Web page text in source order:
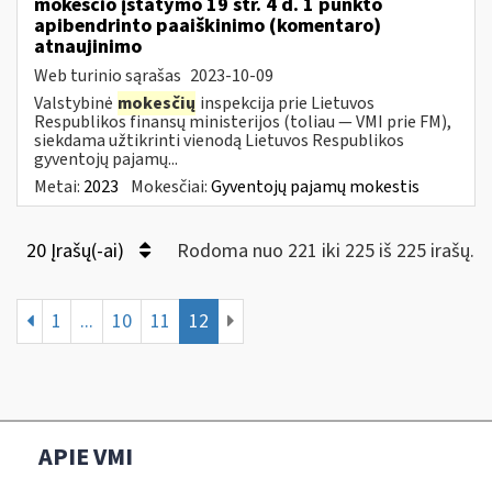
apibendrinto paaiškinimo (komentaro)
atnaujinimo
Web turinio sąrašas 2023-10-09
Valstybinė mokesčių inspekcija prie Lietuvos
Respublikos finansų ministerijos (toliau — VMI prie FM),
siekdama užtikrinti vienodą Lietuvos Respublikos
gyventojų pajamų...
Metai: 2023 Mokesčiai:Gyventojų pajamų mokestis
20 Įrašų(-ai) Rodoma nuo 221 iki 225 iš 225 irašų.
1 ... 10 11 12
APIE VMI